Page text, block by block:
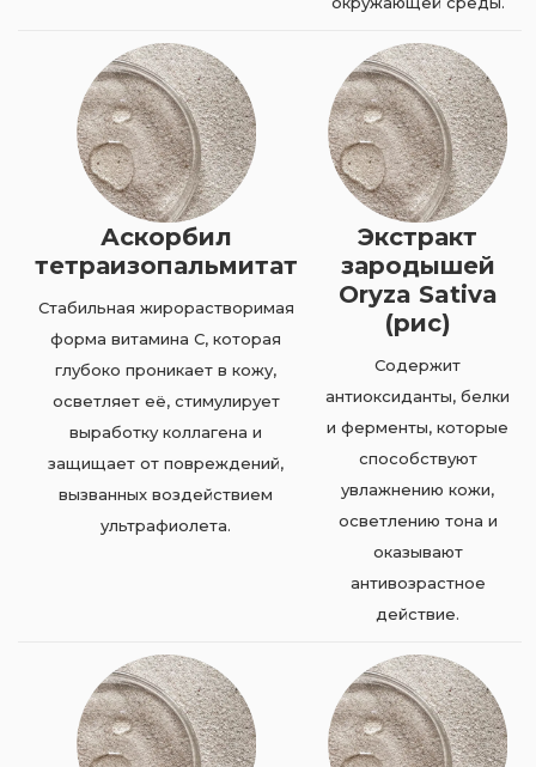
Аскорбил
тетраизопальмитат
Стабильная жирорастворимая
форма витамина C, которая
глубоко проникает в кожу,
осветляет её, стимулирует
выработку коллагена и
защищает от повреждений,
вызванных воздействием
ультрафиолета.
Экстракт
зародышей
Oryza Sativa
(рис)
Содержит
антиоксиданты, белки
и ферменты, которые
способствуют
увлажнению кожи,
осветлению тона и
оказывают
антивозрастное
действие.